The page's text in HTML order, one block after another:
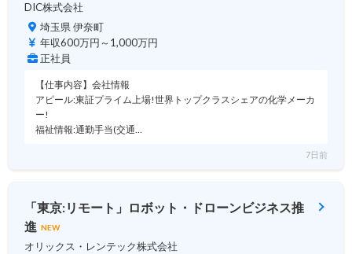
DIC株式会社
埼玉県 伊奈町
年収600万円～1,000万円
正社員
【仕事内容】会社情報
アピール:東証プライム上場!世界トップクラスシェアの化学メーカ
ー!
福祉情報:通勤手当(交通…
7日前
「東京:リモート」ロボット・ドローンビジネス推
進 NEW
オリックス・レンテック株式会社